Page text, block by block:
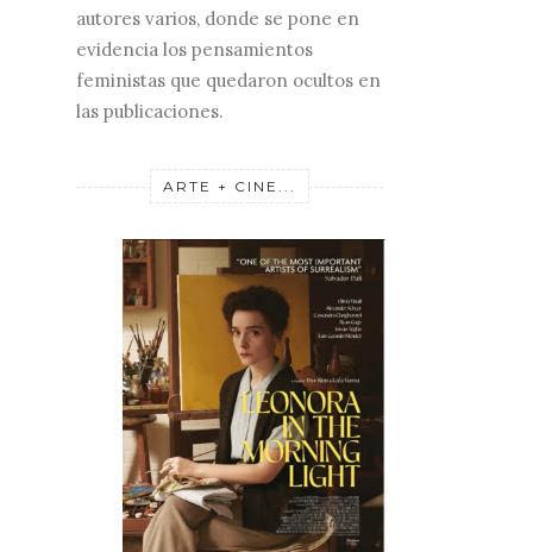
autores varios, donde se pone en
evidencia los pensamientos
feministas que quedaron ocultos en
las publicaciones.
ARTE + CINE...